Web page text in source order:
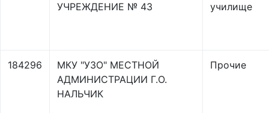
УЧРЕЖДЕНИЕ № 43
училище
184296
МКУ "УЗО" МЕСТНОЙ
АДМИНИСТРАЦИИ Г.О.
НАЛЬЧИК
Прочие